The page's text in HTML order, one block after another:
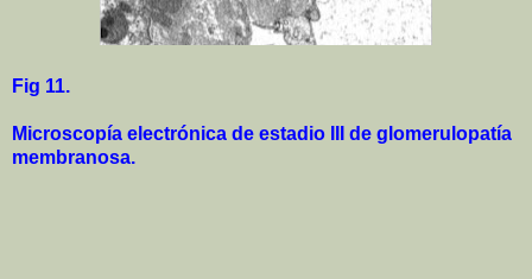
Fig 11.
Microscopía electrónica de estadio III de glomerulopatía
membranosa.